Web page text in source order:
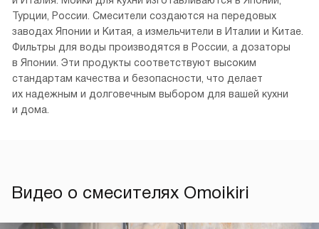
Турции, России. Смесители создаются на передовых
заводах Японии и Китая, а измельчители в Италии и Китае.
Фильтры для воды производятся в России, а дозаторы
в Японии. Эти продукты соответствуют высоким
стандартам качества и безопасности, что делает
их надежным и долговечным выбором для вашей кухни
и дома.
Видео о смесителях Omoikiri